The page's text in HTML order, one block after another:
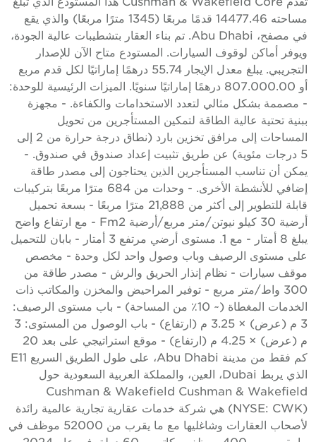
مساحته 14477.46 قدمًا مربعًا (1345 مترًا مربعًا) والذي يقع
في مصفح، Abu Dhabi. تم بناء العقار بتشطيبات عالية الجودة،
ويوفر أماكن لوقوف السيارات. المستودع متاح الآن للإصدار
التجريبي. يبلغ معدل الإيجار 55.74 درهمًا إماراتيًا لكل قدم مربع
أو 807.000.00 درهمًا إماراتيًا سنويًا. الميزات الرئيسية للوحدة:
- مصممة بشكل مثالي لتعدد الاستخدامات والكفاءة. - مجهزة
ببنية تحتية عالية الطاقة لتمكين المستأجرين من تحويل
المساحات إلى مرافق تخزين بارد (نطاق درجة حرارة من 2 إلى
5 درجات مئوية) عن طريق تثبيت إعداد صندوق في صندوق. -
يمكن أن تناسب المستأجرين الذين يحتاجون إلى مصدر طاقة
إضافي للأنشطة الأخرى. - وحدات من 684 مترًا مربعًا بتركيبات
قابلة للتطوير إلى أكثر من 21,888 مترًا مربعًا - بسعة تحميل
أرضية 30 كيلو نيوتن/متر مربع/أرضية Fm2 - مع ارتفاع واضح
يبلغ 8 أمتار - مع 1. مستوى أرضي مرتفع 3 أمتار - بابان للتحميل
على مستوى الرصيف وباب وصول واحد لكل وحدة - مخصص
موقف سيارات - نظام إنذار الحريق والرش - مصدر طاقة من
300 واط/متر مربع - توفير المراحيض والمخزن والمكاتب ذات
الخدمات المغطاة (~ 10٪ من المساحة) - باب مستوى الرصيف:
3 م (عرض) × 3.25 م (ارتفاع) - باب الوصول من المستوى: 3
م (عرض) × 4.25 م (ارتفاع) - موقع استراتيجي على بعد 20
كم فقط من مدينة Abu Dhabi، على طول الطريق السريع E11
الذي يربط Dubai، العين، والمملكة العربية السعودية حول
Cushman & Wakefield Cushman & Wakefield
(NYSE: CWK) هي شركة خدمات عقارية تجارية عالمية رائدة
لأصحاب العقارات وشاغليها مع ما يقرب من 52000 موظف في